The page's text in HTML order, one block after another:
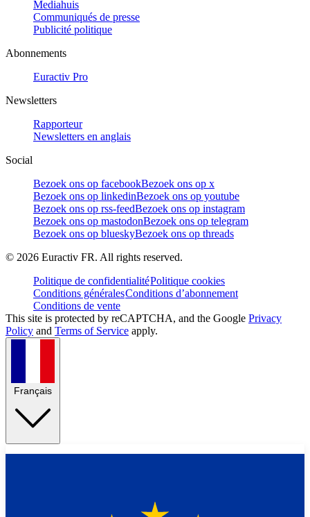
Mediahuis
Communiqués de presse
Publicité politique
Abonnements
Euractiv Pro
Newsletters
Rapporteur
Newsletters en anglais
Social
Bezoek ons op facebookBezoek ons op x
Bezoek ons op linkedinBezoek ons op youtube
Bezoek ons op rss-feedBezoek ons op instagram
Bezoek ons op mastodonBezoek ons op telegram
Bezoek ons op blueskyBezoek ons op threads
© 2026 Euractiv FR. All rights reserved.
Politique de confidentialitéPolitique cookies
Conditions généralesConditions d’abonnement
Conditions de vente
This site is protected by reCAPTCHA, and the Google Privacy
Policy and Terms of Service apply.
Français